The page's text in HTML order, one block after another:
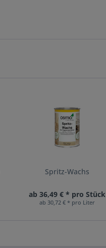
Spritz-Wachs
ab 36,49 € * pro Stück
ab 30,72 € * pro Liter